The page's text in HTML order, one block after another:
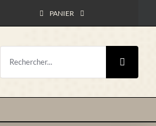
PANIER
Rechercher: